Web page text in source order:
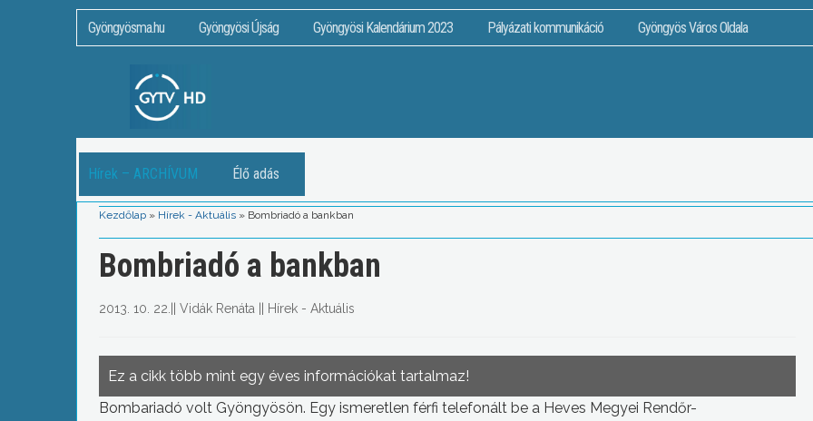
Gyöngyösma.hu Gyöngyösi Újság Gyöngyösi Kalendárium 2023 Pályázati kommunikáció Gyöngyös Város Oldala
Hírek – ARCHÍVUM Élő adás
Kezdőlap » Hírek - Aktuális » Bombriadó a bankban
Bombriadó a bankban
2013. 10. 22. Vidák Renáta Hírek - Aktuális
Ez a cikk több mint egy éves információkat tartalmaz!
Bombariadó volt Gyöngyösön. Egy ismeretlen férfi telefonált be a Heves Megyei Rendőr-